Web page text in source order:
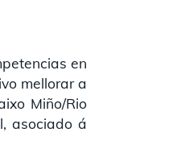
en
mellorar a
Miño/Rio
asociado á